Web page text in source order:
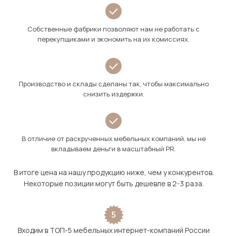
Собственные фабрики позволяют нам не работать с
перекупщиками и экономить на их комиссиях.
Производство и склады сделаны так, чтобы максимально
снизить издержки.
В отличие от раскрученных мебельных компаний, мы не
вкладываем деньги в масштабный PR.
В итоге цена на нашу продукцию ниже, чем у конкурентов.
Некоторые позиции могут быть дешевле в 2-3 раза.
5
Входим в ТОП-5 мебельных интернет-компаний России